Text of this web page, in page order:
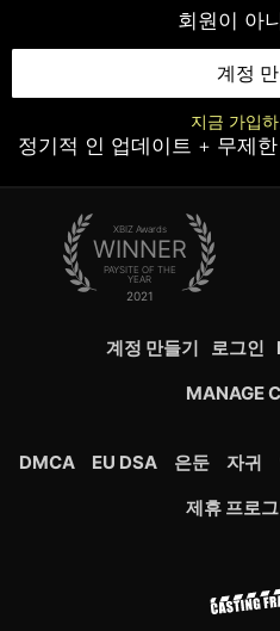
회원이 아
지금 가입
정기적 인 업데이트 + 무제
계정
XBIZ Awards
WINNER
PAYSITE OF THE
YEAR
2021
계정 만들기 로그인
MANAGE
DMCA EU DSA 은둔 자귀
제휴 프로